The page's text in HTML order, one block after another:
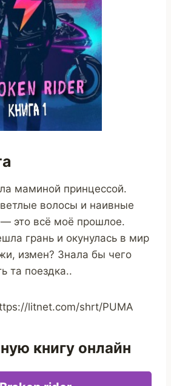
маминой принцессой.
волосы и наивные
это всё моё прошлое.
грань и окунулась в мир
измен? Знала бы чего
та поездка..
litnet.com/shrt/PUMA
книгу онлайн